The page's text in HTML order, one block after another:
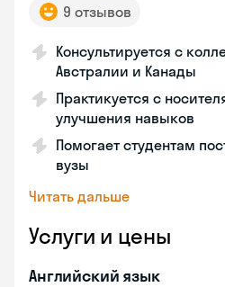
9 отзывов
Консультируется с
Австралии и Канады
Практикуется с
улучшения навыков
Помогает студентам
вузы
Читать дальше
Услуги и цены
Английский язык